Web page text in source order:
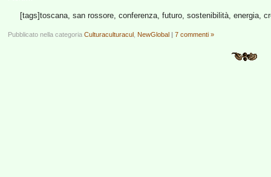
[tags]toscana, san rossore, conferenza, futuro, sostenibilità, energia,
Pubblicato nella categoria Culturaculturacul NewGlobal | 7 commenti »